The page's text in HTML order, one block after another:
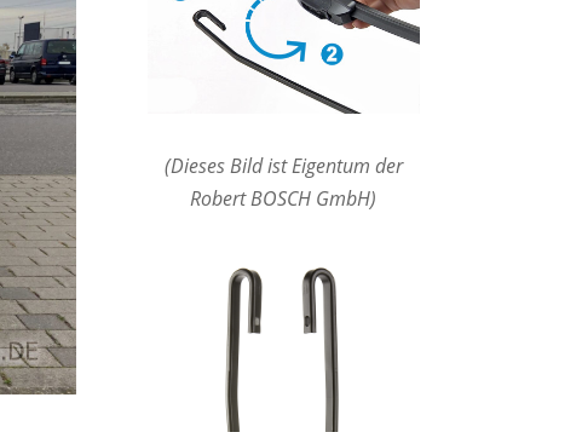
(Dieses Bild ist Eigentum der
Robert BOSCH GmbH)